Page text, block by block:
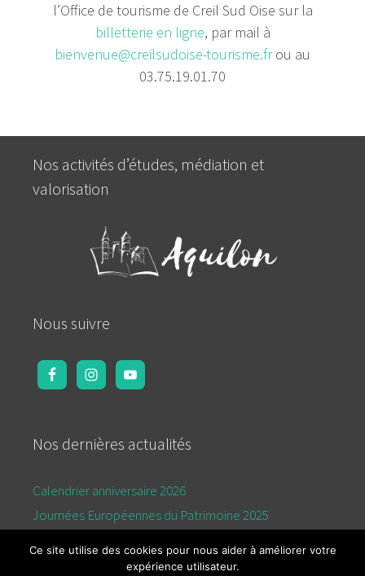
l’Office de tourisme de Creil Sud Oise sur la
billetterie en ligne, par mail à
bienvenue@creilsudoise-tourisme.frou au
03.75.19.01.70
Nos activités d’études, médiation et
valorisation
Nous suivre
Nos dernières actualités
Calendrier anniversaire 2026
Journées Européennes du Patrimoine 2025
Ce site utilise des cookies pour nous aider à améliorer votre
expérience utilisateur.